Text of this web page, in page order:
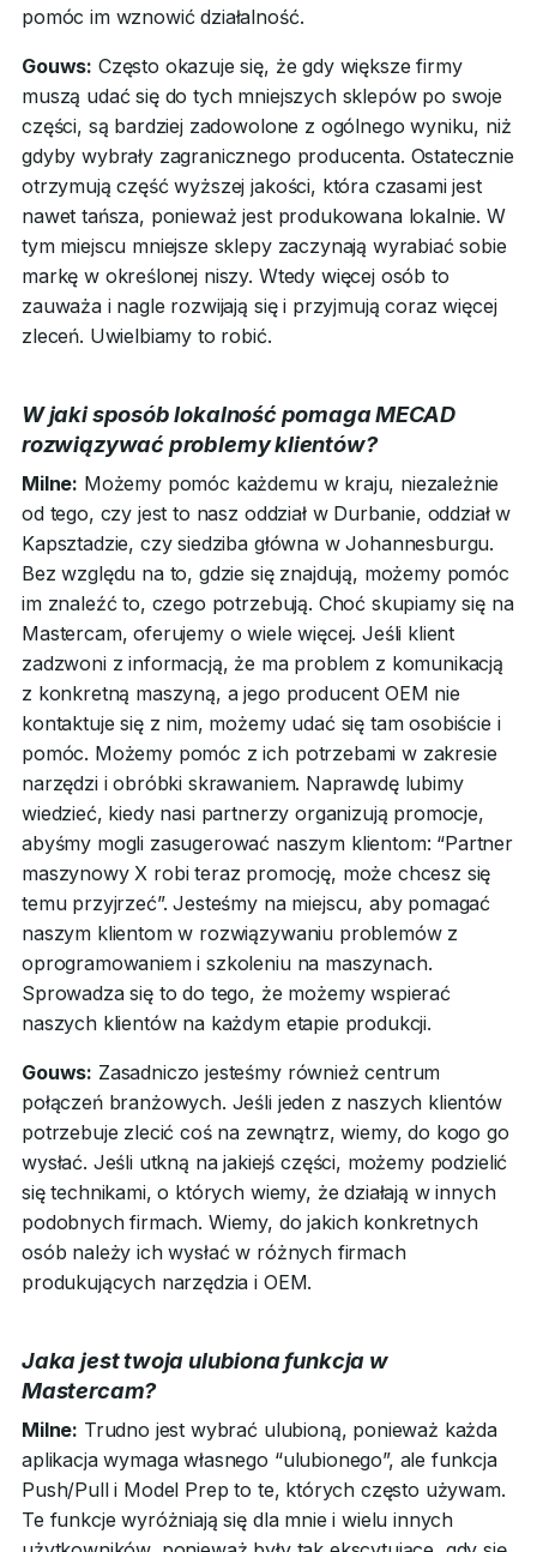
pomóc im wznowić działalność.
Gouws: Często okazuje się, że gdy większe firmy
muszą udać się do tych mniejszych sklepów po swoje
części, są bardziej zadowolone z ogólnego wyniku, niż
gdyby wybrały zagranicznego producenta. Ostatecznie
otrzymują część wyższej jakości, która czasami jest
nawet tańsza, ponieważ jest produkowana lokalnie. W
tym miejscu mniejsze sklepy zaczynają wyrabiać sobie
markę w określonej niszy. Wtedy więcej osób to
zauważa i nagle rozwijają się i przyjmują coraz więcej
zleceń. Uwielbiamy to robić.
W jaki sposób lokalność pomaga MECAD
rozwiązywać problemy klientów?
Milne: Możemy pomóc każdemu w kraju, niezależnie
od tego, czy jest to nasz oddział w Durbanie, oddział w
Kapsztadzie, czy siedziba główna w Johannesburgu.
Bez względu na to, gdzie się znajdują, możemy pomóc
im znaleźć to, czego potrzebują. Choć skupiamy się na
Mastercam, oferujemy o wiele więcej. Jeśli klient
zadzwoni z informacją, że ma problem z komunikacją
z konkretną maszyną, a jego producent OEM nie
kontaktuje się z nim, możemy udać się tam osobiście i
pomóc. Możemy pomóc z ich potrzebami w zakresie
narzędzi i obróbki skrawaniem. Naprawdę lubimy
wiedzieć, kiedy nasi partnerzy organizują promocje,
abyśmy mogli zasugerować naszym klientom: “Partner
maszynowy X robi teraz promocję, może chcesz się
temu przyjrzeć”. Jesteśmy na miejscu, aby pomagać
naszym klientom w rozwiązywaniu problemów z
oprogramowaniem i szkoleniu na maszynach.
Sprowadza się to do tego, że możemy wspierać
naszych klientów na każdym etapie produkcji.
Gouws: Zasadniczo jesteśmy również centrum
połączeń branżowych. Jeśli jeden z naszych klientów
potrzebuje zlecić coś na zewnątrz, wiemy, do kogo go
wysłać. Jeśli utkną na jakiejś części, możemy podzielić
się technikami, o których wiemy, że działają w innych
podobnych firmach. Wiemy, do jakich konkretnych
osób należy ich wysłać w różnych firmach
produkujących narzędzia i OEM.
Jaka jest twoja ulubiona funkcja w
Mastercam?
Milne: Trudno jest wybrać ulubioną, ponieważ każda
aplikacja wymaga własnego “ulubionego”, ale funkcja
Push/Pull i Model Prep to te, których często używam.
Te funkcje wyróżniają się dla mnie i wielu innych